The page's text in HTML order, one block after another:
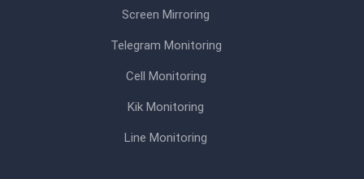
Screen Mirroring
Telegram Monitoring
Cell Monitoring
Kik Monitoring
Line Monitoring